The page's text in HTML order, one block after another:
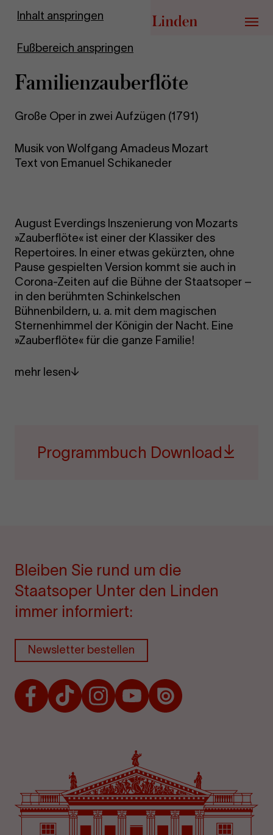
Inhalt anspringen
Fußbereich anspringen
Zur Startseite
Menü
Familienzauberflöte
Große Oper in zwei Aufzügen (1791)
Musik von Wolfgang Amadeus Mozart
Text von Emanuel Schikaneder
August Everdings Inszenierung von Mozarts
»Zauberflöte« ist einer der Klassiker des
Repertoires. In einer etwas gekürzten, ohne
Pause gespielten Version kommt sie auch in
Corona-Zeiten auf die Bühne der Staatsoper –
in den berühmten Schinkelschen
Bühnenbildern, u. a. mit dem magischen
Sternenhimmel der Königin der Nacht. Eine
»Zauberflöte« für die ganze Familie!
mehr lesen
Programmbuch Download
Bleiben Sie rund um die
Staatsoper Unter den Linden
immer informiert:
Newsletter bestellen
FacebookTikTokInstagramYoutubeIssuu